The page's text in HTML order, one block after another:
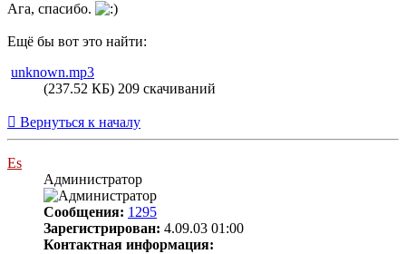
Ага, спасибо.
Ещё бы вот это найти:
unknown.mp3
(237.52 КБ) 209 скачиваний
Вернуться к началу
Es
Администратор
Сообщения: 1295
Зарегистрирован: 4.09.03 01:00
Контактная информация: